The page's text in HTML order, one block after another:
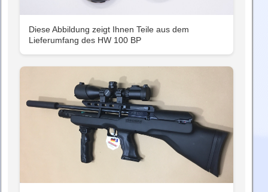
Diese Abbildung zeigt Ihnen Teile aus dem
Lieferumfang des HW 100 BP